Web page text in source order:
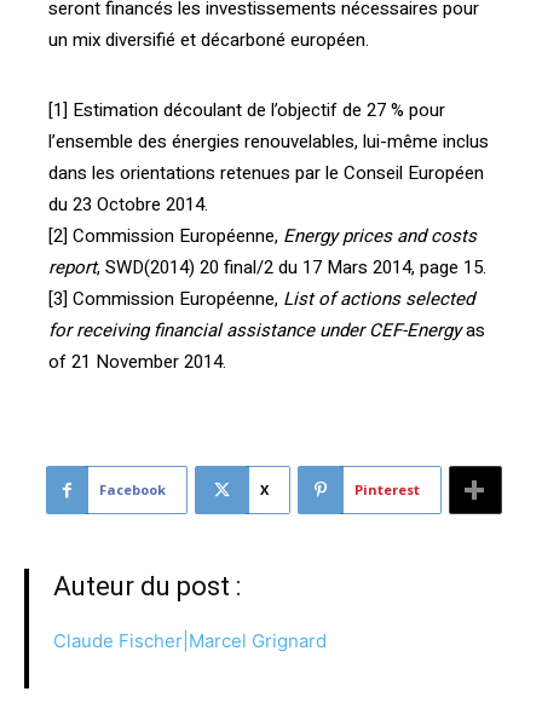
seront financés les investissements nécessaires pour
un mix diversifié et décarboné européen.
[1] Estimation découlant de l’objectif de 27 % pour
l’ensemble des énergies renouvelables, lui-même inclus
dans les orientations retenues par le Conseil Européen
du 23 Octobre 2014.
[2] Commission Européenne, Energy prices and costs
report, SWD(2014) 20 final/2 du 17 Mars 2014, page 15.
[3] Commission Européenne, List of actions selected
for receiving financial assistance under CEF-Energyas
of 21 November 2014.
Facebook X Pinterest
Auteur du post :
Claude Fischer|Marcel Grignard